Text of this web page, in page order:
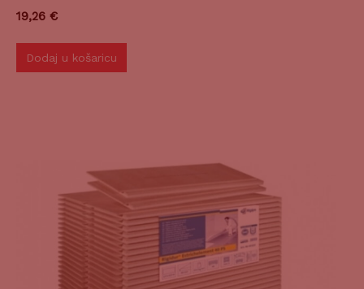
19,26 €
Dodaj u košaricu